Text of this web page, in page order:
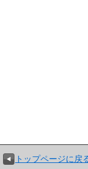
トップページに戻